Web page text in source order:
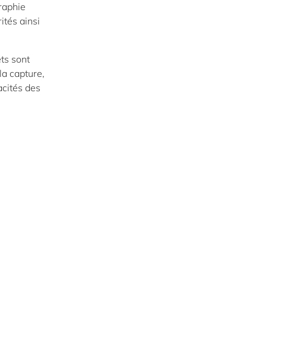
ainsi
sont
capture,
des